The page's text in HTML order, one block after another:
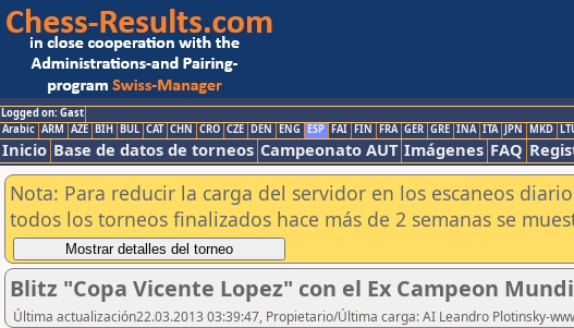
Logged on: Gast
Arabic ARM AZE BIH BUL CAT CHN CRO CZE DEN ENG ESP FAI FIN FRA GER GRE INA ITA JPN MKD
Inicio Base de datos de torneos Campeonato AUT Imágenes FAQ
Nota: Para reducir la carga del servidor en los escaneos
todos los torneos finalizados hace más de 2 semanas se
Blitz "Copa Vicente Lopez" con el Ex Campeon
Última actualización22.03.2013 03:39:47, Propietario/Última carga: AI Leandro Plotinsky-